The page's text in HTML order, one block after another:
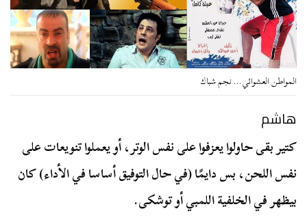
المواطن العشوائي… نجم شباك
هاشم
كتير بقى حاولوا يعزفوا على نفس الوتر، أو يعملوا تنويعات على
نفس اللحن، بس دايمًا (في حال التوفيق أساسا في الأداء) كان
بيظهر في الخلفية اللمبي أو توشكى.